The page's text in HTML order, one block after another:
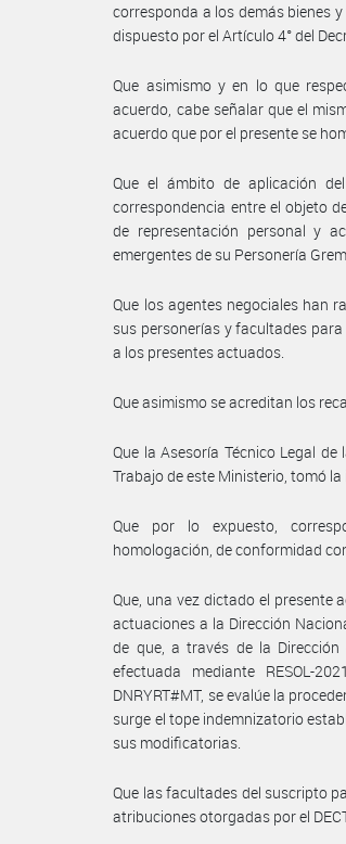
corresponda a los demás bienes
dispuesto por el Artículo 4° del
Que asimismo y en lo que
acuerdo, cabe señalar que el
acuerdo que por el presente se
Que el ámbito de aplicación
correspondencia entre el objeto
de representación personal y
emergentes de su Personería
Que los agentes negociales han
sus personerías y facultades
a los presentes actuados.
Que asimismo se acreditan los
Que la Asesoría Técnico Legal
Trabajo de este Ministerio, tomó
Que por lo expuesto,
homologación, de conformidad
Que, una vez dictado el presente
actuaciones a la Dirección
de que, a través de la
efectuada mediante RESOL-
DNRYRT#MT, se evalúe la
surge el tope indemnizatorio
sus modificatorias.
Que las facultades del suscripto
atribuciones otorgadas por el